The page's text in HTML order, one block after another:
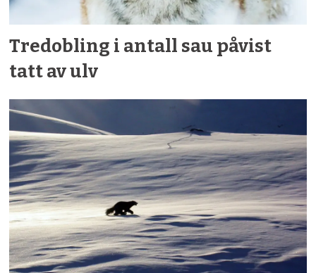
Tredobling i antall sau påvist
tatt av ulv